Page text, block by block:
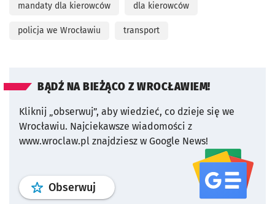
mandaty dla kierowców dla kierowców
policja we Wrocławiu transport
BĄDŹ NA BIEŻĄCO Z WROCŁAWIEM!
Kliknij „obserwuj”, aby wiedzieć, co dzieje się we
Wrocławiu. Najciekawsze wiadomości z
www.wroclaw.pl znajdziesz w Google News!
Obserwuj profil serwisu